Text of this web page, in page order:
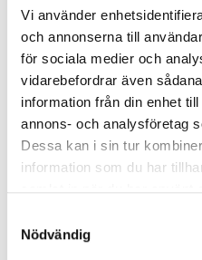
Vi använder
och annonserna till
för sociala medier och
vidarebefordrar även
information från din enhet
annons- och analysföretag
Dessa kan i sin tur
information som du har
Nödvändig
Lysegrå